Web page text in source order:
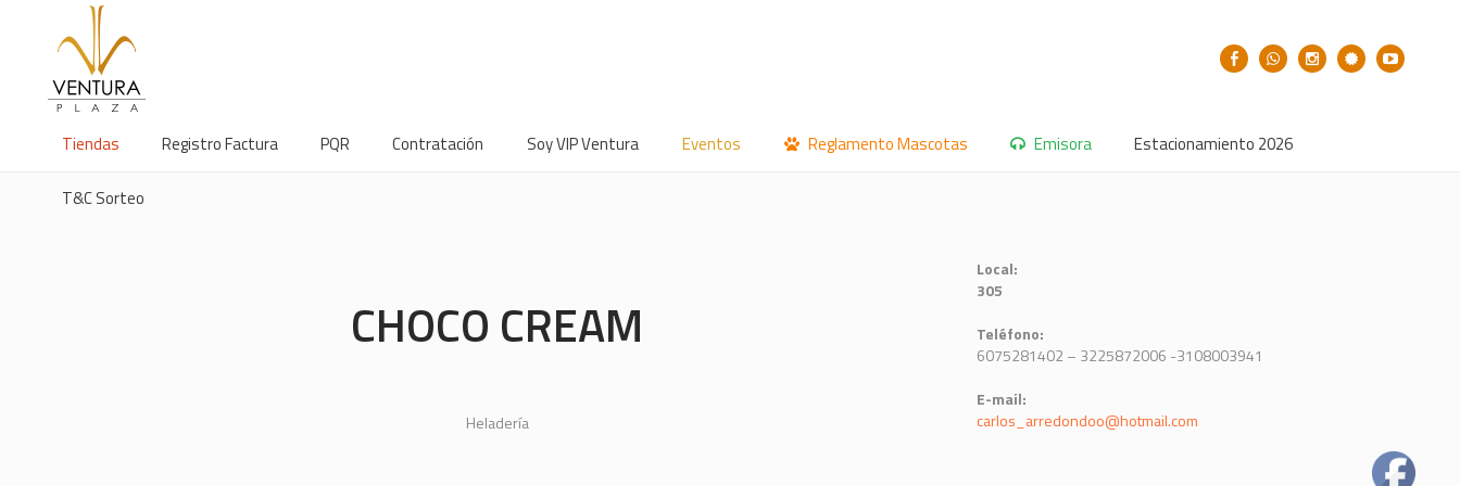
Tiendas Registro Factura PQR Contratación Soy VIP Ventura Eventos Reglamento Mascotas Emisora Estacionamiento 2026
T&C Sorteo
CHOCO CREAM
Heladería
Local:
305
Teléfono:
6075281402 – 3225872006 -3108003941
E-mail:
carlos_arredondoo@hotmail.com